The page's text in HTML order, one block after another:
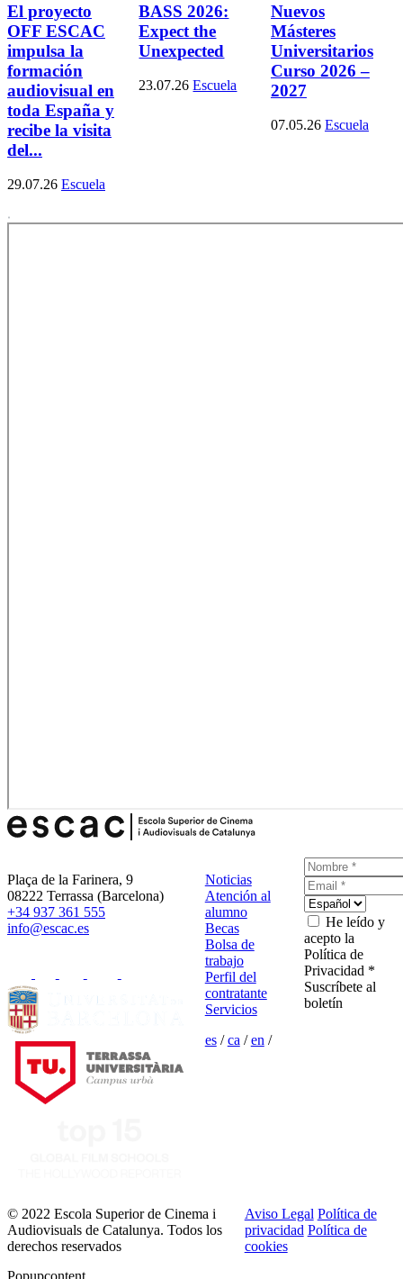
El proyecto
OFF ESCAC
impulsa la
formación
audiovisual en
toda España y
recibe la visita
del...
29.07.26 Escuela
BASS 2026:
Expect the
Unexpected
23.07.26 Escuela
Nuevos
Másteres
Universitarios
Curso 2026 –
2027
07.05.26 Escuela
Plaça de la Farinera, 9
08222 Terrassa (Barcelona)
+34 937 361 555
info@escac.es
Noticias
Atención al
alumno
Becas
Bolsa de
trabajo
Perfil del
contratante
Servicios
es/ca /en /
He leído y
acepto la
Política de
Privacidad *
Suscríbete al
boletín
© 2022 Escola Superior de Cinema i
Audiovisuals de Catalunya. Todos los
derechos reservados
Aviso Legal Política de
privacidad Política de
cookies